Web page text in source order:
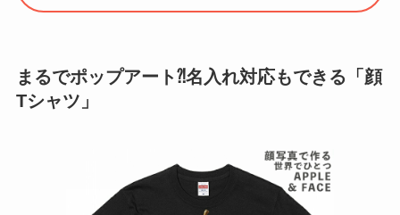
まるでポップアート⁈名入れ対応もできる「顔
Tシャツ」